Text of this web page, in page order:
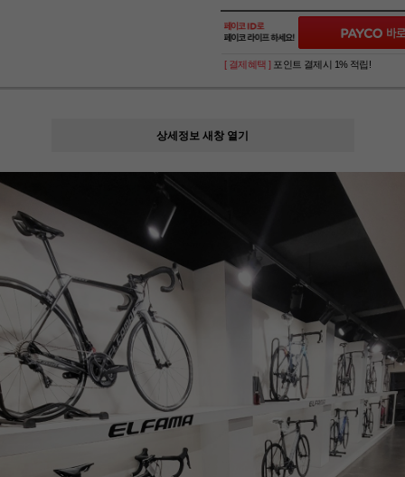
페이코 ID로
[ 결제혜택 ] 포인트 결제시 1% 적립!
상세정보 새창 열기